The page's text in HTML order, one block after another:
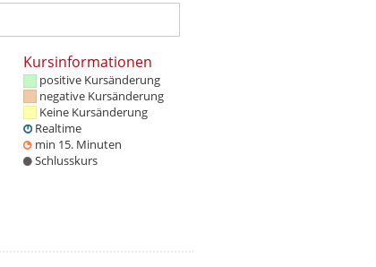
Kursinformationen
positive Kursänderung
negative Kursänderung
Keine Kursänderung
Realtime
min 15. Minuten
Schlusskurs